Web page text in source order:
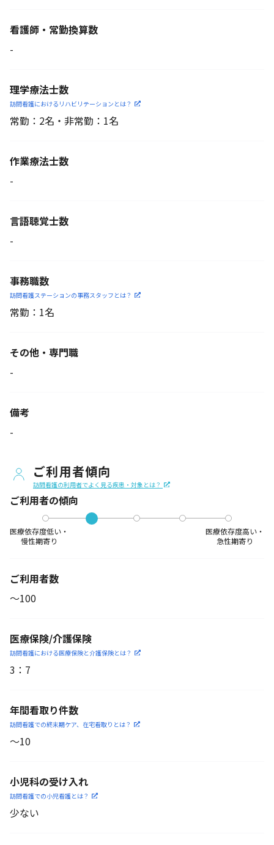
看護師・常勤換算数
-
理学療法士数
訪問看護におけるリハビリ テーションとは？
常勤：2名・非常勤：1名
作業療法士数
-
言語聴覚士数
-
事務職数
訪問看護ステーションの事務スタッフとは？
常勤：1名
その他・専門職
-
備考
-
ご利用者傾向
訪問看護の利用者でよく見る疾患・対象とは？
ご利用者の傾向
医療依存度低い・
慢性期寄り
医療依存度高い・
急性期寄り
ご利用者数
〜100
医療保険/介護保険
訪問看護における医療保険と介護保険とは？
3 ： 7
年間看取り件数
訪問看護での終末期ケア、 在宅看取りとは？
〜10
小児科の受け入れ
訪問看護での小児看護とは？
少ない